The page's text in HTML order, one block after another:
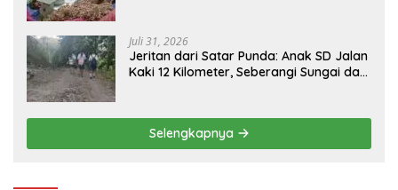
Juli 31, 2026
Jeritan dari Satar Punda: Anak SD Jalan
Kaki 12 Kilometer, Seberangi Sungai dan
Selengkapnya